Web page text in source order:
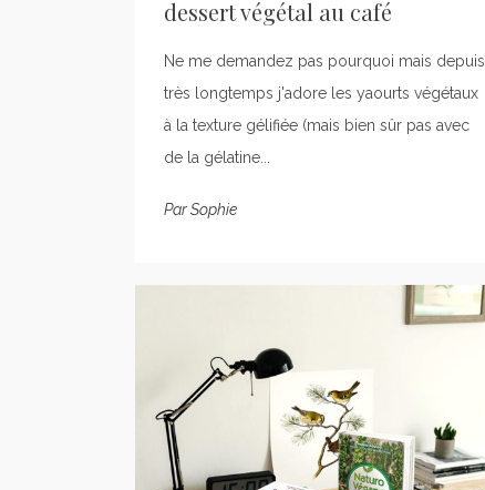
dessert végétal au café
Ne me demandez pas pourquoi mais depuis
très longtemps j'adore les yaourts végétaux
à la texture gélifiée (mais bien sûr pas avec
de la gélatine...
ParSophie